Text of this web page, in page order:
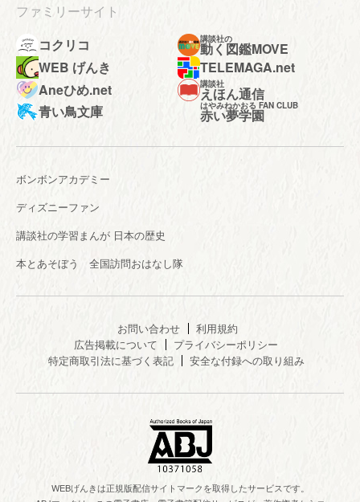
ファミリーサイト
コクリコ
講談社の
動く図鑑MOVE
WEB げんき
TELEMAGA.net
Aneひめ.net
講談社
えほん通信
青い鳥文庫
はやみねかおる FAN CLUB
赤い夢学園
ボンボンアカデミー
ディズニーファン
講談社の学習まんが 日本の歴史
本とあそぼう 全国訪問おはなし隊
お問い合わせ
利用規約
広告掲載について
プライバシーポリシー
特定商取引法に基づく表記
安全な付録への取り組み
WEBげんきは正規版配信サイトマークを取得したサービスです。